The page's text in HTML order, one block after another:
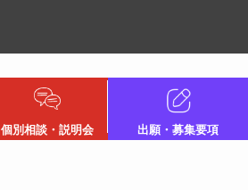
個別相談・説明会 出願・募集要項